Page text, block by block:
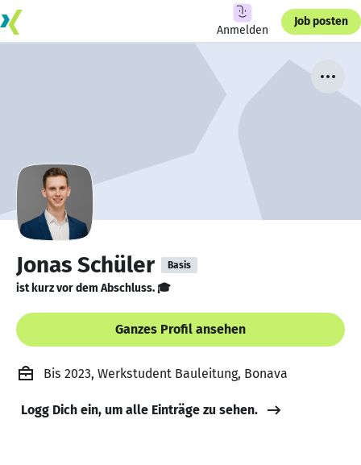
Anmelden
Job posten
Jonas Schüler Basis
ist kurz vor dem Abschluss. 🎓
Ganzes Profil ansehen
Bis 2023, Werkstudent Bauleitung, Bonava
Logg Dich ein, um alle Einträge zu sehen.